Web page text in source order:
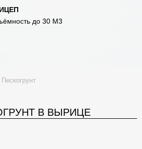
до 30 М3
Пескогрунт
В ВЫРИЦЕ